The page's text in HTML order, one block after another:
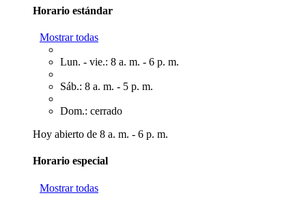
Horario estándar
Mostrar todas
Lun. - vie.: 8 a. m. - 6 p. m.
Sáb.: 8 a. m. - 5 p. m.
Dom.: cerrado
Hoy abierto de 8 a. m. - 6 p. m.
Horario especial
Mostrar todas